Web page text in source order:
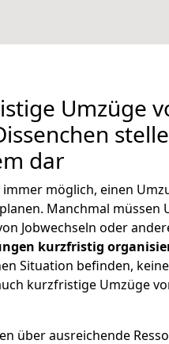
Umzüge
dar
immer möglich, einen
Manchmal müssen
Jobwechseln oder
kurzfristig
Situation befinden,
kurzfristige Umzüge
über ausreichende